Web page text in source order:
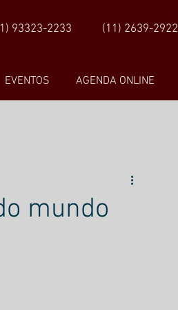
93323-2233 (11) 2639-2922
EVENTOS AGENDA ONLINE
mundo